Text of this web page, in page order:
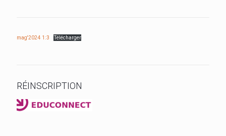
mag'2024 1:3 Télécharger
RÉINSCRIPTION